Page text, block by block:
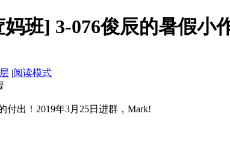
妈班] 3-076俊辰的暑假小
|阅读模式
出！2019年3月25日进群，Mark!